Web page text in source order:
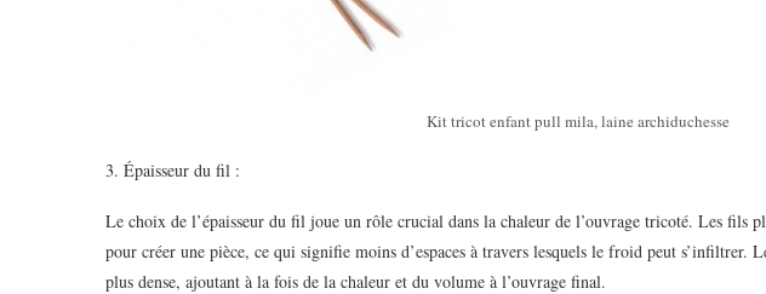
Kit tricot enfant pull mila, laine archiduchesse
3. Épaisseur du fil :
Le choix de l’épaisseur du fil joue un rôle crucial dans la chaleur de l’ouvrage tricoté. Les fils
pour créer une pièce, ce qui signifie moins d’espaces à travers lesquels le froid peut s’infiltrer.
plus dense, ajoutant à la fois de la chaleur et du volume à l’ouvrage final.